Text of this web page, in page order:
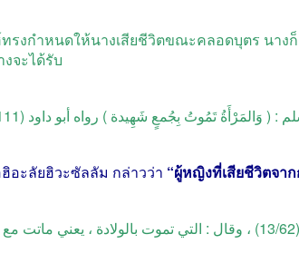
รงกำหนดให้นางเสียชีวิตขณะคลอดบุตร นาง
จะได้รับ
( وَالمَرْأَةُ تَمُوتُ بِجُمعٍ شَهِيدة ) رواه أبو داود (3111)ا
อะลัยฮิวะซัลลัม กล่าวว่า “ผู้หญิงที่เสียชีวิตจา
صححه النووي في "شرح مسلم" (13/62) ، وقال : التي تموت بالولادة